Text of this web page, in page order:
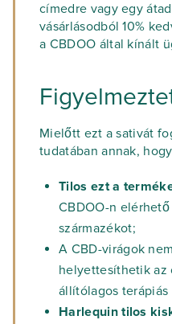
címedre vagy egy
vásárlásodból 10%
a CBDOO által kínált
Mielőtt ezt a sativát
tudatában annak,
Tilos ezt a
CBDOO-n
származékot;
A CBD-virágok
helyettesíthetik az
állítólagos
Harlequin tilos